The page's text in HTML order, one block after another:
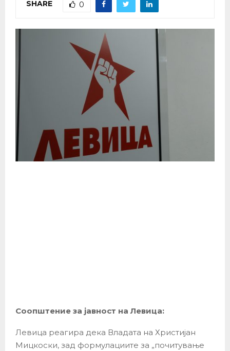
SHARE 0
Соопштение за јавност на Левица:
Левица реагира дека Владата на Христијан
Мицкоски, зад формулациите за „почитување